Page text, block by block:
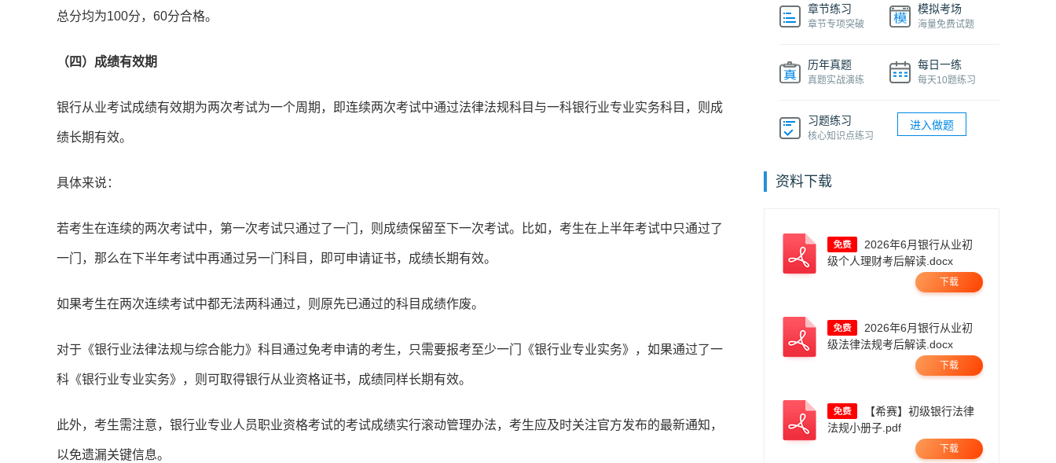
总分均为100分，60分合格。
（四）成绩有效期
银行从业考试成绩有效期为两次考试为一个周期，即连续两次考试中通过法律法规科目与一科银行业专业实务科目，则成
绩长期有效。
具体来说：
若考生在连续的两次考试中，第一次考试只通过了一门，则成绩保留至下一次考试。比如，考生在上半年考试中只通过了
一门，那么在下半年考试中再通过另一门科目，即可申请证书，成绩长期有效。
如果考生在两次连续考试中都无法两科通过，则原先已通过的科目成绩作废。
对于《银行业法律法规与综合能力》科目通过免考申请的考生，只需要报考至少一门《银行业专业实务》，如果通过了一
科《银行业专业实务》，则可取得银行从业资格证书，成绩同样长期有效。
此外，考生需注意，银行业专业人员职业资格考试的考试成绩实行滚动管理办法，考生应及时关注官方发布的最新通知，
以免遗漏关键信息。
章节练习
章节专项突破
模拟考场
海量免费试题
历年真题
真题实战演练
每日一练
每天10题练习
习题练习
核心知识点练习
进入做题
资料下载
级个人理财考后解读.docx
下载
级法律法规考后解读.docx
下载
法规小册子.pdf
下载